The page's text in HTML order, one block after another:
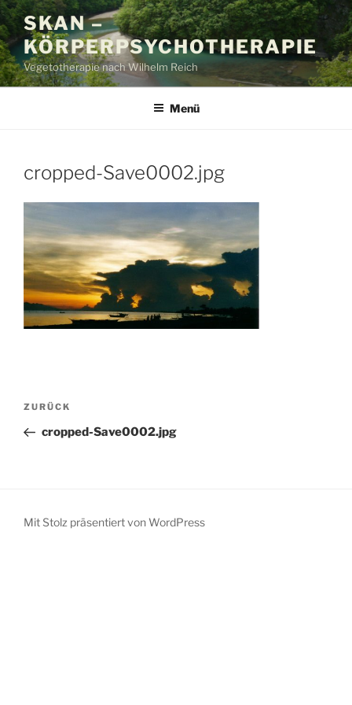
Zum
Inhalt
springen
SKAN –
KÖRPERPSYCHOTHERAPIE
Vegetotherapie nach Wilhelm Reich
Menü
cropped-Save0002.jpg
Beitragsnavigation
Vorheriger
Beitrag
ZURÜCK
cropped-Save0002.jpg
Mit Stolz präsentiert von WordPress